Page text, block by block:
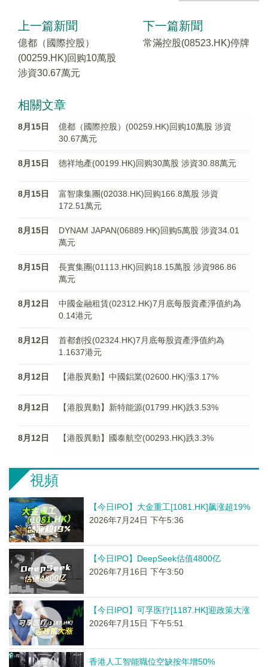
上一篇新聞
億都（國際控股）
(00259.HK)回购10萬股
涉資30.67萬元
下一篇新聞
常滿控股(08523.HK)停牌
相關文章
8月15日
億都（國際控股）(00259.HK)回购10萬股 涉資
30.67萬元
8月15日 德祥地產(00199.HK)回购30萬股 涉資30.88萬元
8月15日
富智康集團(02038.HK)回购166.8萬股 涉資
172.51萬元
8月15日
DYNAM JAPAN(06889.HK)回购5萬股 涉資34.01
萬元
8月15日
長實集團(01113.HK)回购18.15萬股 涉資986.86
萬元
8月12日
中國金融租賃(02312.HK)7月底每股資產淨值約為
0.14港元
8月12日
首都創投(02324.HK)7月底每股資產淨值約為
1.1637港元
8月12日 【港股異動】中國鋁業(02600.HK)漲3.17%
8月12日 【港股異動】新特能源(01799.HK)跌3.53%
8月12日 【港股異動】國泰航空(00293.HK)跌3.3%
視頻
【今日IPO】大金重工[1081.HK]飙涨超19%
2026年7月24日 下午5:36
【今日IPO】DeepSeek估值4800亿
2026年7月16日 下午3:50
【今日IPO】可孚医疗[1187.HK]迎政策大涨
2026年7月15日 下午5:51
香港人工智能職位空缺按年增50%